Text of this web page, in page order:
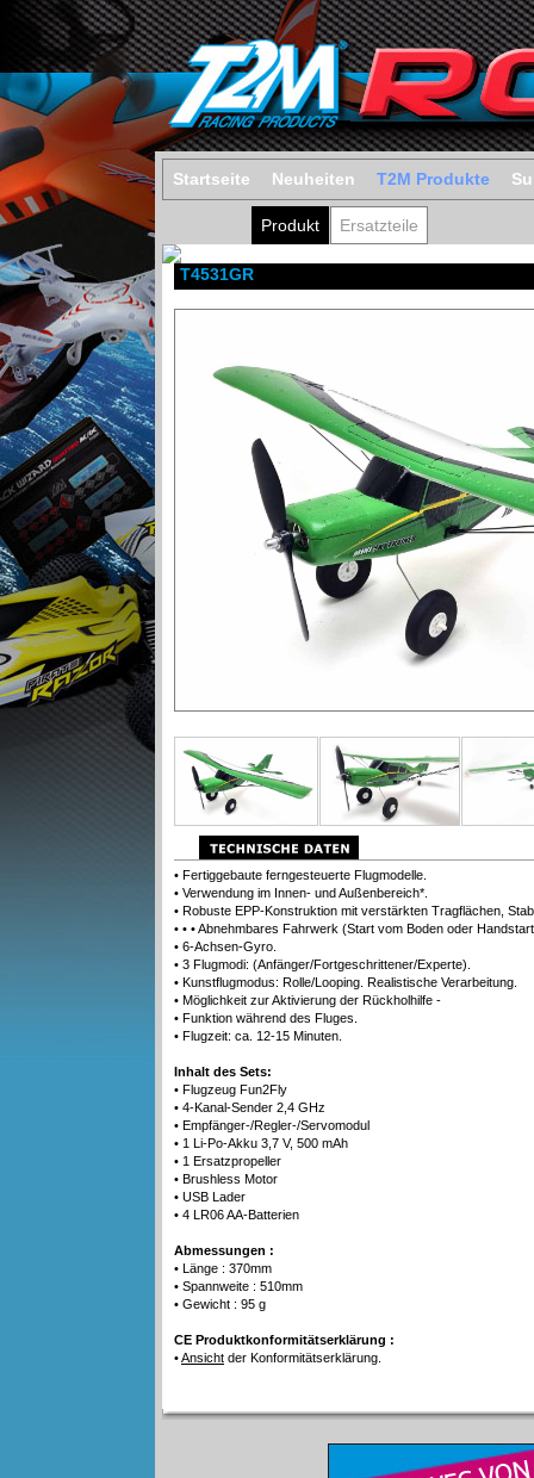
Startseite Neuheiten T2M Produkte
Produkt Ersatzteile
T4531GR
• Fertiggebaute ferngesteuerte Flugmodelle.
• Verwendung im Innen- und Außenbereich*.
• Robuste EPP-Konstruktion mit verstärkten Tragflächen,
• • • Abnehmbares Fahrwerk (Start vom Boden oder
• 6-Achsen-Gyro.
• 3 Flugmodi: (Anfänger/Fortgeschrittener/Experte).
• Kunstflugmodus: Rolle/Looping. Realistische Verarbeitung.
• Möglichkeit zur Aktivierung der Rückholhilfe -
• Funktion während des Fluges.
• Flugzeit: ca. 12-15 Minuten.
Inhalt des Sets:
• Flugzeug Fun2Fly
• 4-Kanal-Sender 2,4 GHz
• Empfänger-/Regler-/Servomodul
• 1 Li-Po-Akku 3,7 V, 500 mAh
• 1 Ersatzpropeller
• Brushless Motor
• USB Lader
• 4 LR06 AA-Batterien
Abmessungen :
• Länge : 370mm
• Spannweite : 510mm
• Gewicht : 95 g
CE Produktkonformitätserklärung :
•Ansicht der Konformitätserklärung.